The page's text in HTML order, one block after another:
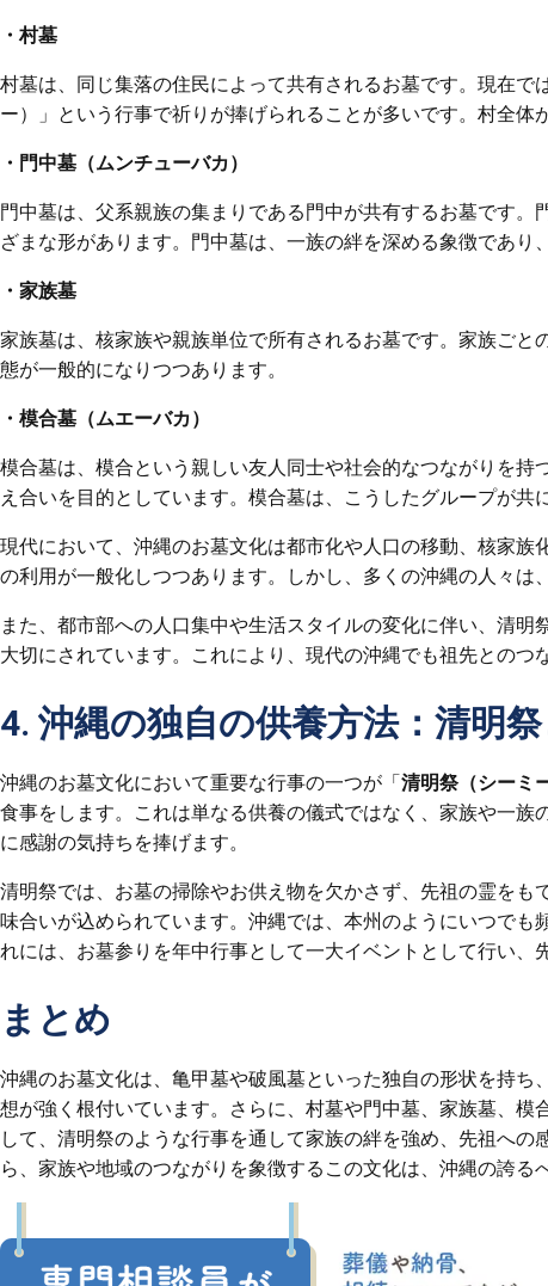
・村墓
村墓は、同じ集落の住民によって共有されるお墓です。現在
ー）」という行事で祈りが捧げられることが多いです。村全体
・門中墓（ムンチューバカ）
門中墓は、父系親族の集まりである門中が共有するお墓です
ざまな形があります。門中墓は、一族の絆を深める象徴であり
・家族墓
家族墓は、核家族や親族単位で所有されるお墓です。家族ご
態が一般的になりつつあります。
・模合墓（ムエーバカ）
模合墓は、模合という親しい友人同士や社会的なつながりを
え合いを目的としています。模合墓は、こうしたグループが共
現代において、沖縄のお墓文化は都市化や人口の移動、核家
の利用が一般化しつつあります。しかし、多くの沖縄の人々は
また、都市部への人口集中や生活スタイルの変化に伴い、清
大切にされています。これにより、現代の沖縄でも祖先とのつ
4. 沖縄の独自の供養方法：清明
沖縄のお墓文化において重要な行事の一つが「清明祭（シーミ
食事をします。これは単なる供養の儀式ではなく、家族や一
に感謝の気持ちを捧げます。
清明祭では、お墓の掃除やお供え物を欠かさず、先祖の霊を
味合いが込められています。沖縄では、本州のようにいつで
れには、お墓参りを年中行事として一大イベントとして行い、
まとめ
沖縄のお墓文化は、亀甲墓や破風墓といった独自の形状を持
想が強く根付いています。さらに、村墓や門中墓、家族墓、
して、清明祭のような行事を通して家族の絆を強め、先祖へ
ら、家族や地域のつながりを象徴するこの文化は、沖縄の誇る